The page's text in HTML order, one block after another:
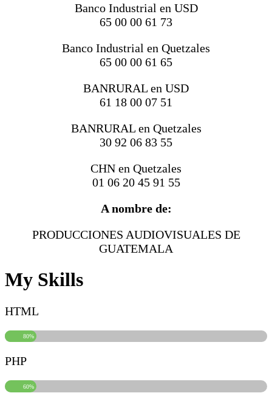
Banco Industrial en USD
65 00 00 61 73
Banco Industrial en Quetzales
65 00 00 61 65
BANRURAL en USD
61 18 00 07 51
BANRURAL en Quetzales
30 92 06 83 55
CHN en Quetzales
01 06 20 45 91 55
A nombre de:
PRODUCCIONES AUDIOVISUALES DE
GUATEMALA
My Skills
HTML
80%
PHP
60%